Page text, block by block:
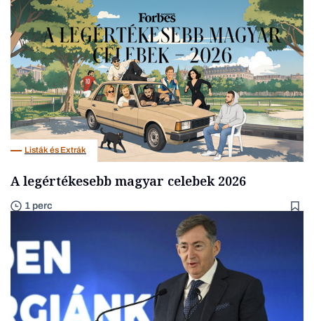
Listák és Extrák
A legértékesebb magyar celebek 2026
1 perc